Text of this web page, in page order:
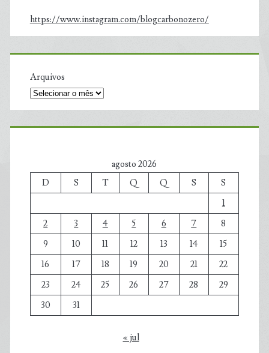
https://www.instagram.com/blogcarbonozero/
Arquivos
agosto 2026
D
S T Q Q S
S
1
2
3 4 5 6 7
8
9
10 11 12 13 14
15
16
17 18 19 20 21
22
23
24 25 26 27 28
29
30
31
« jul